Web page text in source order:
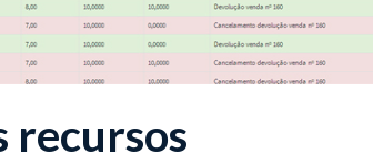
recursos